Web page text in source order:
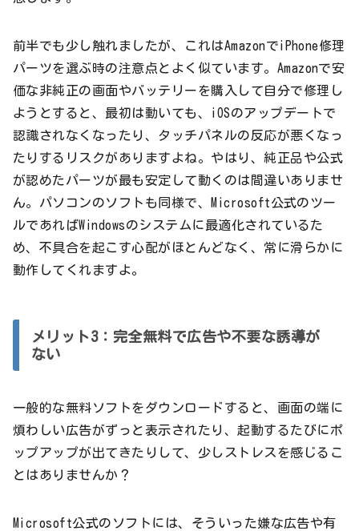
前半でも少し触れましたが、これはAmazonでiPhone修理
パーツを選ぶ時の注意点とよく似ています。Amazonで安
価な非純正の画面やバッテリーを購入して自分で修理し
ようとすると、最初は動いても、iOSのアップデートで
認識されなくなったり、タッチパネルの反応が悪くなっ
たりするリスクがありますよね。やはり、純正品や公式
が認めたパーツが最も安定して動くのは間違いありませ
ん。パソコンのソフトも同様で、Microsoft公式のツー
ルであればWindowsのシステムに最適化されているた
め、不具合を起こす心配がほとんどなく、常に滑らかに
動作してくれますよ。
メリット3：完全無料で広告や不要な誘導が
ない
一般的な無料ソフトをダウンロードすると、画面の端に
煩わしい広告がずっと表示されたり、起動するたびにポ
ップアップが出てきたりして、少しストレスを感じるこ
とはありませんか？
Microsoft公式のソフトには、そういった嫌な広告や有